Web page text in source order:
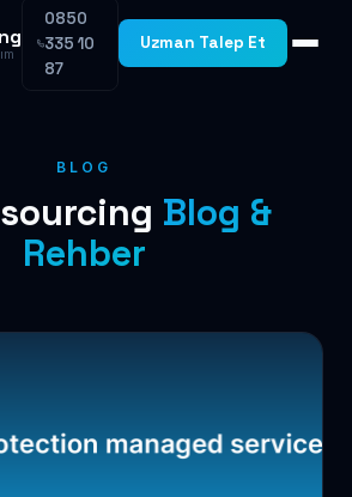
0850
335 10
87
Uzman Talep Et
BLOG
Blog &
Rehber